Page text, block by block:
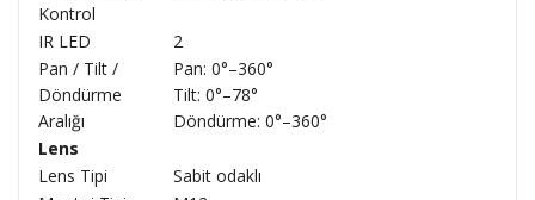
Kontrol
IR LED
2
Pan / Tilt /
Döndürme
Aralığı
Pan: 0°–360°
Tilt: 0°–78°
Döndürme: 0°–360°
Lens
Lens Tipi
Sabit odaklı